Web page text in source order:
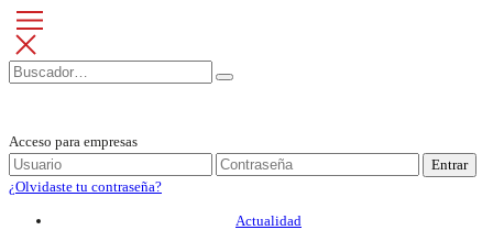
Acceso para empresas
Entrar
¿Olvidaste tu contraseña?
Actualidad